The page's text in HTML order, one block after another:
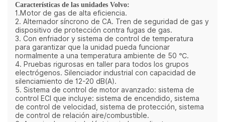
Características de las unidades Volvo:
1.Motor de gas de alta eficiencia.
2. Alternador síncrono de CA. Tren de seguridad de gas y
dispositivo de protección contra fugas de gas.
3. Con enfriador y sistema de control de temperatura
para garantizar que la unidad pueda funcionar
normalmente a una temperatura ambiente de 50 ℃.
4. Pruebas rigurosas en taller para todos los grupos
electrógenos. Silenciador industrial con capacidad de
silenciamiento de 12-20 dB(A).
5. Sistema de control de motor avanzado: sistema de
control ECI que incluye: sistema de encendido, sistema
de control de velocidad, sistema de protección, sistema
de control de relación aire/combustible.